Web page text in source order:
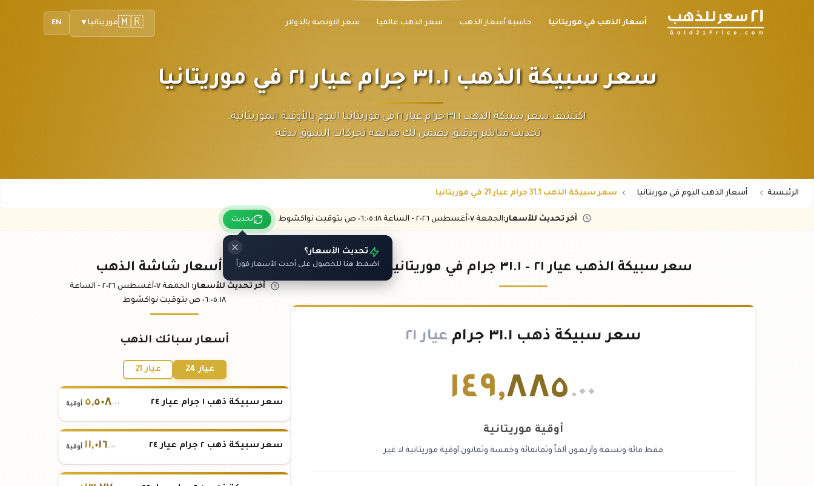
أسعار الذهب في موريتانيا حاسبة أسعار الذهب سعر الذهب عالميا سعر الاونصة بالدولار EN 🇲🇷موريتانيا ▼
سعر سبيكة الذهب ٣١.١ جرام عيار ٢١ في موريتانيا
اكتشف سعر سبيكة الذهب ٣١.١ جرام عيار ٢١ في موريتانيا اليوم بالأوقية الموريتانية.
تحديث مباشر ودقيق يضمن لك متابعة تحركات السوق بدقة.
الرئيسية أسعار الذهب اليوم في موريتانيا سعر سبيكة الذهب 31.1 جرام عيار 21 في موريتانيا
آخر تحديث للأسعار:الجمعة ٠٧ أغسطس ٢٠٢٦ - الساعة ٠٦:٠٥:١٨ ص بتوقيت نواكشوط تحديث
تحديث الأسعار؟
اضغط هنا للحصول على أحدث الأسعار فوراً سعر سبيكة الذهب عيار ٢١ - ٣١.١ جرام في موريتانيا اليوم
سعر سبيكة ذهب ٣١.١ جرام عيار ٢١
١٤٩,٨٨٥ .٠٠
أوقية موريتانية
فقط مائة وتسعة وأربعون ألفاً وثمانمائة وخمسة وثمانون أوقية موريتانية لا غير
باقي أسعار شاشة الذهب
آخر تحديث للأسعار: الجمعة ٠٧ أغسطس ٢٠٢٦ -
الساعة
٠٦:٠٥:١٨ ص بتوقيت نواكشوط
أسعار سبائك الذهب
عيار 24 عيار 21
سعر سبيكة ذهب ١ جرام عيار ٢٤ ٥,٥٠٨.٠٠ أوقية
سعر سبيكة ذهب ٢ جرام عيار ٢٤ ١١,٠١٦.٠٠ أوقية